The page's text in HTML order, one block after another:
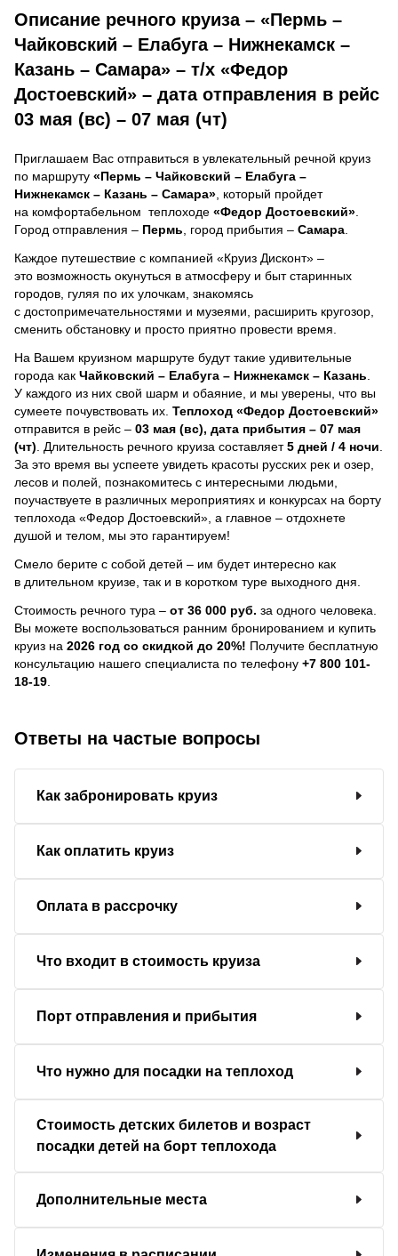
Описание речного круиза – «Пермь –
Чайковский – Елабуга – Нижнекамск –
Казань – Самара» – т/х «Федор
Достоевский» – дата отправления в рейс
03 мая (вс) – 07 мая (чт)
Приглашаем Вас отправиться в увлекательный речной круиз
по маршруту «Пермь – Чайковский – Елабуга –
Нижнекамск – Казань – Самара» , который пройдет
на комфортабельном теплоходе «Федор Достоевский»
Город отправления – Пермь , город прибытия – Самара
Каждое путешествие с компанией «Круиз Дисконт» –
это возможность окунуться в атмосферу и быт старинных
городов, гуляя по их улочкам, знакомясь
с достопримечательностями и музеями, расширить кругозор,
сменить обстановку и просто приятно провести время.
На Вашем круизном маршруте будут такие удивительные
города как Чайковский – Елабуга – Нижнекамск – Казань
У каждого из них свой шарм и обаяние, и мы уверены, что вы
сумеете почувствовать их. Теплоход «Федор Достоевский»
отправится в рейс – 03 мая (вс), дата прибытия – 07 мая
(чт) . Длительность речного круиза составляет5 дней / 4 ночи
За это время вы успеете увидеть красоты русских рек и озер,
лесов и полей, познакомитесь с интересными людьми,
поучаствуете в различных мероприятиях и конкурсах на борту
теплохода «Федор Достоевский», а главное – отдохнете
душой и телом, мы это гарантируем!
Смело берите с собой детей – им будет интересно как
в длительном круизе, так и в коротком туре выходного дня.
Стоимость речного тура – от 36 000 руб. за одного человека.
Вы можете воспользоваться ранним бронированием и купить
круиз на 2026 год со скидкой до 20%! Получите бесплатную
консультацию нашего специалиста по телефону +7 800 101-
18-19
Ответы на частые вопросы
Как забронировать круиз
Как оплатить круиз
Оплата в рассрочку
Что входит в стоимость круиза
Порт отправления и прибытия
Что нужно для посадки на теплоход
Стоимость детских билетов и возраст
посадки детей на борт теплохода
Дополнительные места